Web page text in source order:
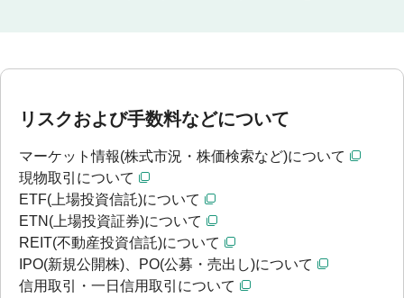
リスクおよび手数料などについて
マーケット情報(株式市況・株価検索など)について
現物取引について
ETF(上場投資信託)について
ETN(上場投資証券)について
REIT(不動産投資信託)について
IPO(新規公開株)、PO(公募・売出し)について
信用取引・一日信用取引について